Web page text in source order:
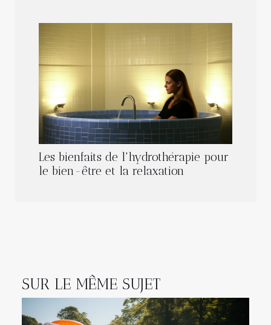
Les bienfaits de l'hydrothérapie pour
le bien-être et la relaxation
SUR LE MÊME SUJET